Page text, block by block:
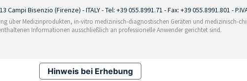
Campi Bisenzio (Firenze) - ITALY - Tel: +39 055.8991.71 - Fax: +39 055.8991.801 -
über Medizinprodukten, in-vitro medizinisch-diagnostischen Geräten und medizinisch-
Informationen ausschließlich an professionelle Anwender gerichtet sind.
Hinweis bei Erhebung